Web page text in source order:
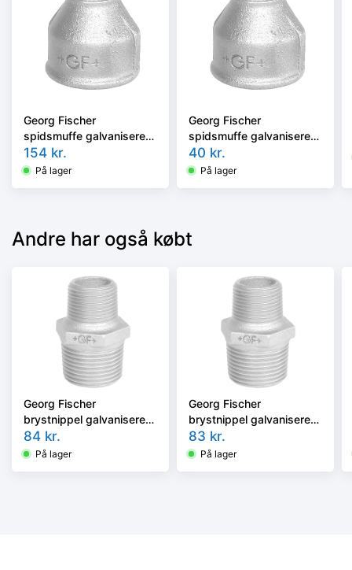
Georg Fischer
spidsmuffe galvaniseret
2 - 1.1/2'' muffe - nippel
154 kr.
På lager
Georg Fischer
spidsmuffe galvaniseret
1/4 - 1/8'' muffe - nippel
40 kr.
På lager
Andre har også købt
Georg Fischer
brystnippel galvaniseret
1.1/2 - 3/4''
84 kr.
På lager
Georg Fischer
brystnippel galvaniseret
1.1/4 - 3/4''
83 kr.
På lager